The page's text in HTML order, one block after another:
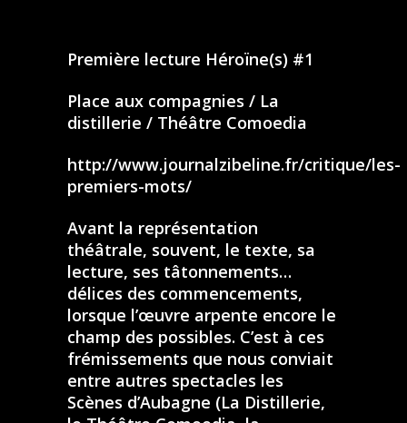
Première lecture Héroïne(s) #1
Place aux compagnies / La
distillerie / Théâtre Comoedia
http://www.journalzibeline.fr/critique/les-
premiers-mots/​
Avant la représentation
théâtrale, souvent, le texte, sa
lecture, ses tâtonnements…
délices des commencements,
lorsque l’œuvre arpente encore le
champ des possibles. C’est à ces
frémissements que nous conviait
entre autres spectacles les
Scènes d’Aubagne (La Distillerie,